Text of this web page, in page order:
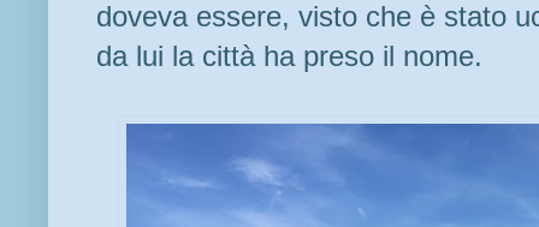
doveva essere, visto che è stato
da lui la città ha preso il nome.